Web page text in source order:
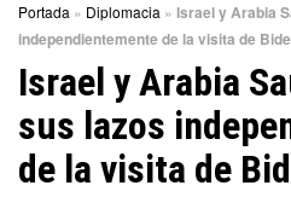
Portada » Diplomacia » Israel y Arabia
independientemente de la visita de
Israel y Arabia
sus lazos
de la visita de